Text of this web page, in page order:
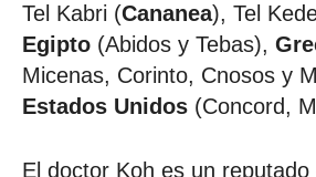
Tel Kabri (Cananea), Tel
Egipto (Abidos y Tebas),
Micenas, Corinto, Cnosos y
Estados Unidos (Concord,
El doctor Koh es un reputado